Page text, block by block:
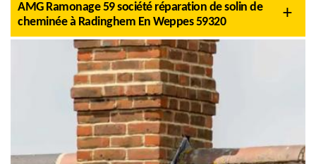
AMG Ramonage 59 société réparation de solin de
cheminée à Radinghem En Weppes 59320